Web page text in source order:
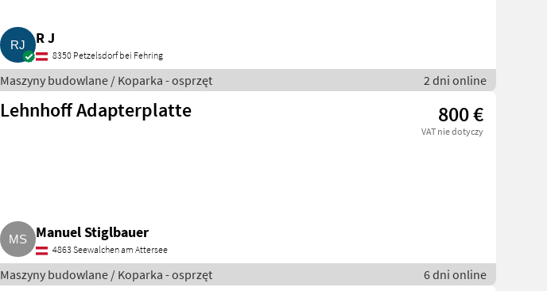
R J
8350 Petzelsdorf bei Fehring
Maszyny budowlane / Koparka - osprzęt 2 dni online
Lehnhoff Adapterplatte 800 €
VAT nie dotyczy
Manuel Stiglbauer
4863 Seewalchen am Attersee
Maszyny budowlane / Koparka - osprzęt 6 dni online